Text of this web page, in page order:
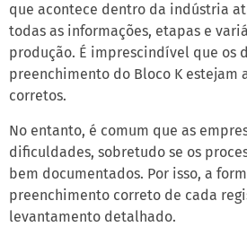
que acontece dentro da indústria
todas as informações, etapas e
produção. É imprescindível que os
preenchimento do Bloco K estejam
corretos.
No entanto, é comum que as
dificuldades, sobretudo se os
bem documentados. Por isso, a
preenchimento correto de cada
levantamento detalhado.